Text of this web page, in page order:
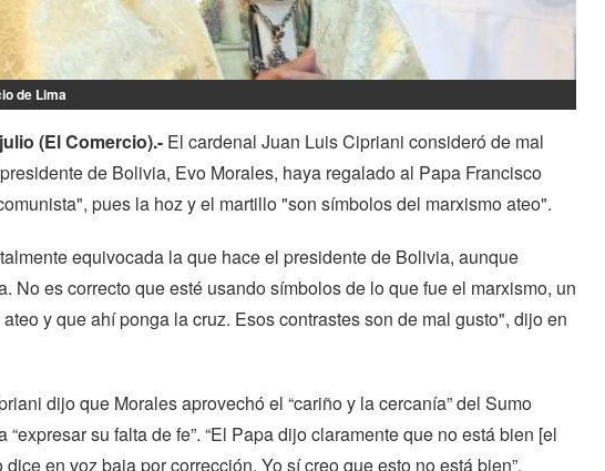
de Lima
(El Comercio).-El cardenal Juan Luis Cipriani consideró de mal
de Bolivia, Evo Morales, haya regalado al Papa Francisco
pues la hoz y el martillo "son símbolos del marxismo ateo".
equivocada la que hace el presidente de Bolivia, aunque
No es correcto que esté usando símbolos de lo que fue el marxismo, un
y que ahí ponga la cruz. Esos contrastes son de mal gusto", dijo en
dijo que Morales aprovechó el “cariño y la cercanía” del Sumo
“expresar su falta de fe”. “El Papa dijo claramente que no está bien [el
dice en voz baja por corrección. Yo sí creo que esto no está bien”,